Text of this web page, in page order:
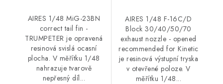
AIRES 1/48 MiG-23BN
correct tail fin -
TRUMPETER je opravená
resinová svislá ocasní
plocha. V měřítku 1/48
nahrazuje tvarově
nepřesný díl...
AIRES 1/48 F-16C/D
Block 30/40/50/70
exhaust nozzle - opened
recommended for Kinetic
je resinová výstupní tryska
v otevřené poloze. V
měřítku 1/48...